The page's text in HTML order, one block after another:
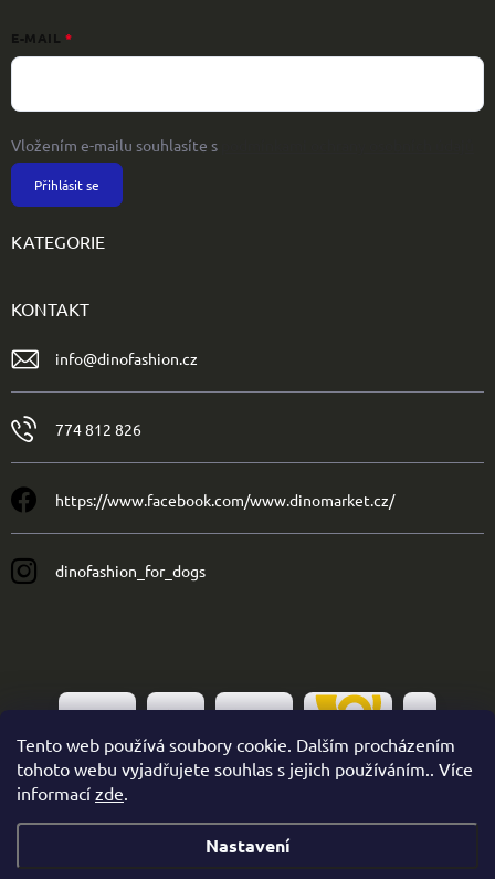
Tento web používá soubory cookie. Dalším procházením
tohoto webu vyjadřujete souhlas s jejich používáním.. Více
informací zde.
Nastavení
E-MAIL
Vložením e-mailu souhlasíte s
Přihlásit se
KATEGORIE
KONTAKT
info@dinofashion.cz
774 812 826
https://www.facebook.com/www.dinomarket.cz/
dinofashion_for_dogs